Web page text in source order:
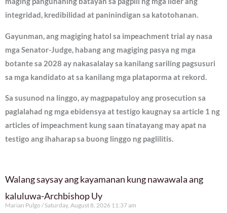
integridad, kredibilidad at paninindigan sa katotohanan.
Gayunman, ang magiging hatol sa impeachment trial ay nasa
mga Senator-Judge, habang ang magiging pasya ng mga
botante sa 2028 ay nakasalalay sa kanilang sariling pagsusuri
sa mga kandidato at sa kanilang mga plataporma at rekord.
Sa susunod na linggo, ay magpapatuloy ang prosecution sa
paglalahad ng mga ebidensya at testigo kaugnay sa article 1 ng
articles of impeachment kung saan tinatayang may apat na
testigo ang ihaharap sa buong linggo ng paglilitis.
Walang saysay ang kayamanan kung nawawala ang
kaluluwa-Archbishop Uy
Marian Pulgo Saturday, August 8, 2026 11:37 am